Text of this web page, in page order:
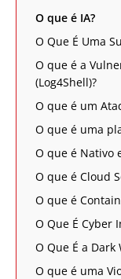
O que é IA?
O Que É Uma
O que é a
(Log4Shell)?
O que é um
O que é uma
O que é Nativo
O que é Cloud
O que é
O Que É Cyber
O Que É a Dark
O que é uma